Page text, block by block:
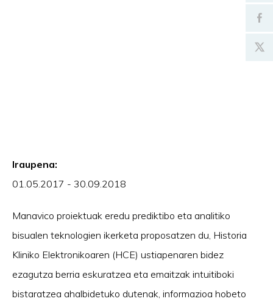
Iraupena:
01.05.2017 - 30.09.2018
Manavico proiektuak eredu prediktibo eta analitiko
bisualen teknologien ikerketa proposatzen du, Historia
Kliniko Elektronikoaren (HCE) ustiapenaren bidez
ezagutza berria eskuratzea eta emaitzak intuitiboki
bistaratzea ahalbidetuko dutenak, informazioa hobeto